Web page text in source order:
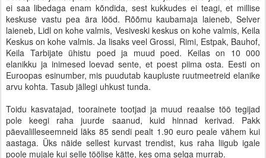
ei saa libedaga enam kõndida, sest kukkudes ei teagi, et millise
keskuse vastu pea ära lööd. Rõõmu kaubamaja laieneb, Selver
laieneb, Lidl on kohe valmis, Vesiveski keskus on kohe valmis, Keila
Keskus on kohe valmis. Ja lisaks veel Grossi, Rimi, Estpak, Bauhof,
Keila Tarbijate ühistu poed ja muud poed. Keilas on 10 000
elanikku ja inimesed loevad sente, et poest piima osta. Eesti on
Euroopas esinumber, mis puudutab kaupluste ruutmeetreid elanike
arvu kohta. Tasub jällegi uhkust tunda.
Toidu kasvatajad, toorainete tootjad ja muud reaalse töö tegijad
pole keegi raha juurde saanud, kuid hinnad kerivad. Pakk
päevalilleseemneid läks 85 sendi pealt 1.90 euro peale vähem kui
aastaga. Üks näide sellest kurvast trendist, kus raha liigub igale
poole mujale kui selle töölise kätte, kes oma selga murrab.